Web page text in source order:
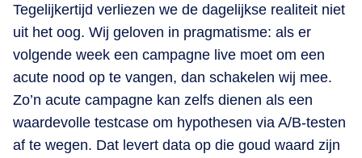
Tegelijkertijd verliezen we de dagelijkse realiteit niet
uit het oog. Wij geloven in pragmatisme: als er
volgende week een campagne live moet om een
acute nood op te vangen, dan schakelen wij mee.
Zo’n acute campagne kan zelfs dienen als een
waardevolle testcase om hypothesen via A/B-testen
af te wegen. Dat levert data op die goud waard zijn